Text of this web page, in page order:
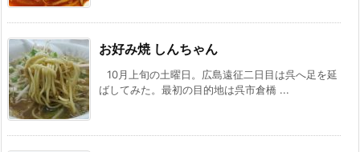
お好み焼 しんちゃん
10月上旬の土曜日。広島遠征二日目は呉へ足を延
ばしてみた。最初の目的地は呉市倉橋 ...